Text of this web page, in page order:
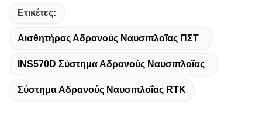
Ετικέτες:
Αισθητήρας Αδρανούς Ναυσιπλοΐας ΠΣΤ
INS570D Σύστημα Αδρανούς Ναυσιπλοΐας
Σύστημα Αδρανούς Ναυσιπλοΐας RTK